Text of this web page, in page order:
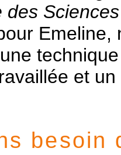
des
Emeline,
et
besoin